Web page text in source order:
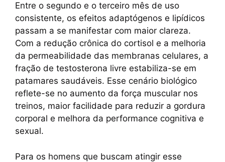
Entre o segundo e o terceiro mês de uso
consistente, os efeitos adaptógenos e lipídicos
passam a se manifestar com maior clareza.
Com a redução crônica do cortisol e a melhoria
da permeabilidade das membranas celulares, a
fração de testosterona livre estabiliza-se em
patamares saudáveis. Esse cenário biológico
reflete-se no aumento da força muscular nos
treinos, maior facilidade para reduzir a gordura
corporal e melhora da performance cognitiva e
sexual.
Para os homens que buscam atingir esse